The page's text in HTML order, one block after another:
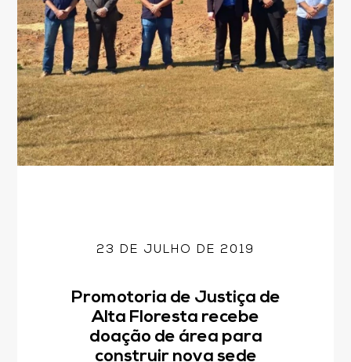
23 DE JULHO DE 2019
Promotoria de Justiça de
Alta Floresta recebe
doação de área para
construir nova sede